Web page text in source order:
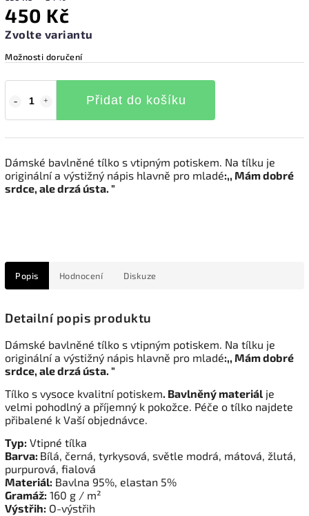
450 Kč
Zvolte variantu
Možnosti doručení
Přidat do košíku
Dámské bavlněné tílko s vtipným potiskem. Na tílku je
originální a výstižný nápis hlavně pro mladé:,, Mám dobré
srdce, ale drzá ústa. "
Popis Hodnocení Diskuze
Detailní popis produktu
Dámské bavlněné tílko s vtipným potiskem. Na tílku je
originální a výstižný nápis hlavně pro mladé:,, Mám dobré
srdce, ale drzá ústa. "
Tílko s vysoce kvalitní potiskem. Bavlněný materiál je
velmi pohodlný a příjemný k pokožce. Péče o tílko najdete
přibalené k Vaší objednávce.
Typ: Vtipné tílka
Barva: Bílá, černá, tyrkysová, světle modrá, mátová, žlutá,
purpurová, fialová
Materiál: Bavlna 95%, elastan 5%
Gramáž: 160 g / m²
Výstřih: O-výstřih